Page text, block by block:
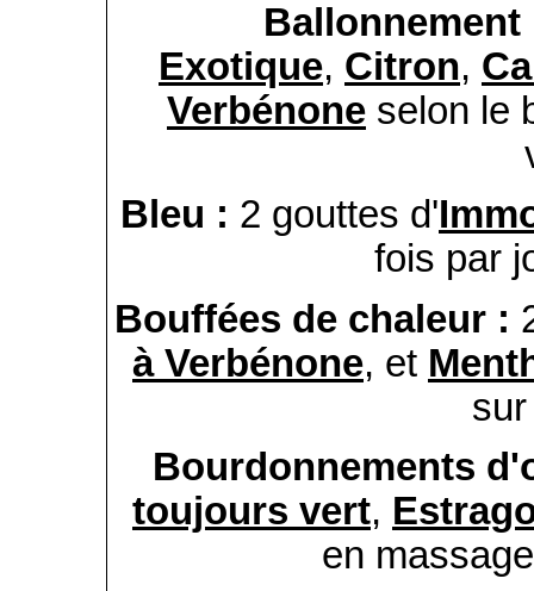
Exotique, Citron,
Verbénone selon le
Bleu : 2 gouttes d'
fois par
Bouffées de chaleur :
à Verbénone, et
Bourdonnements
toujours vert,
en